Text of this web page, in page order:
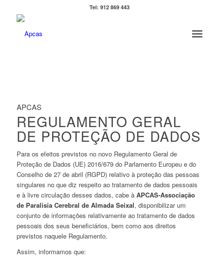
Tel: 912 869 443
APCAS
REGULAMENTO GERAL
DE PROTEÇÃO DE DADOS
Para os efeitos previstos no novo Regulamento Geral de
Proteção de Dados (UE) 2016/679 do Parlamento Europeu e do
Conselho de 27 de abril (RGPD) relativo à proteção das pessoas
singulares no que diz respeito ao tratamento de dados pessoais
e à livre circulação desses dados, cabe à APCAS-Associação
de Paralisia Cerebral de Almada Seixal, disponibilizar um
conjunto de informações relativamente ao tratamento de dados
pessoais dos seus beneficiários, bem como aos direitos
previstos naquele Regulamento.
Assim, informamos que: